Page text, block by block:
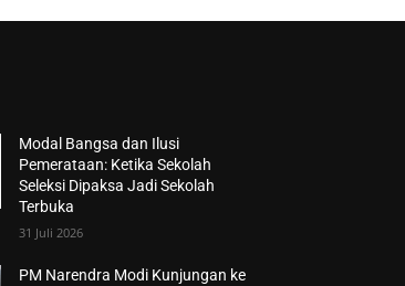
Modal Bangsa dan Ilusi
Pemerataan: Ketika Sekolah
Seleksi Dipaksa Jadi Sekolah
Terbuka
31 Juli 2026
PM Narendra Modi Kunjungan ke